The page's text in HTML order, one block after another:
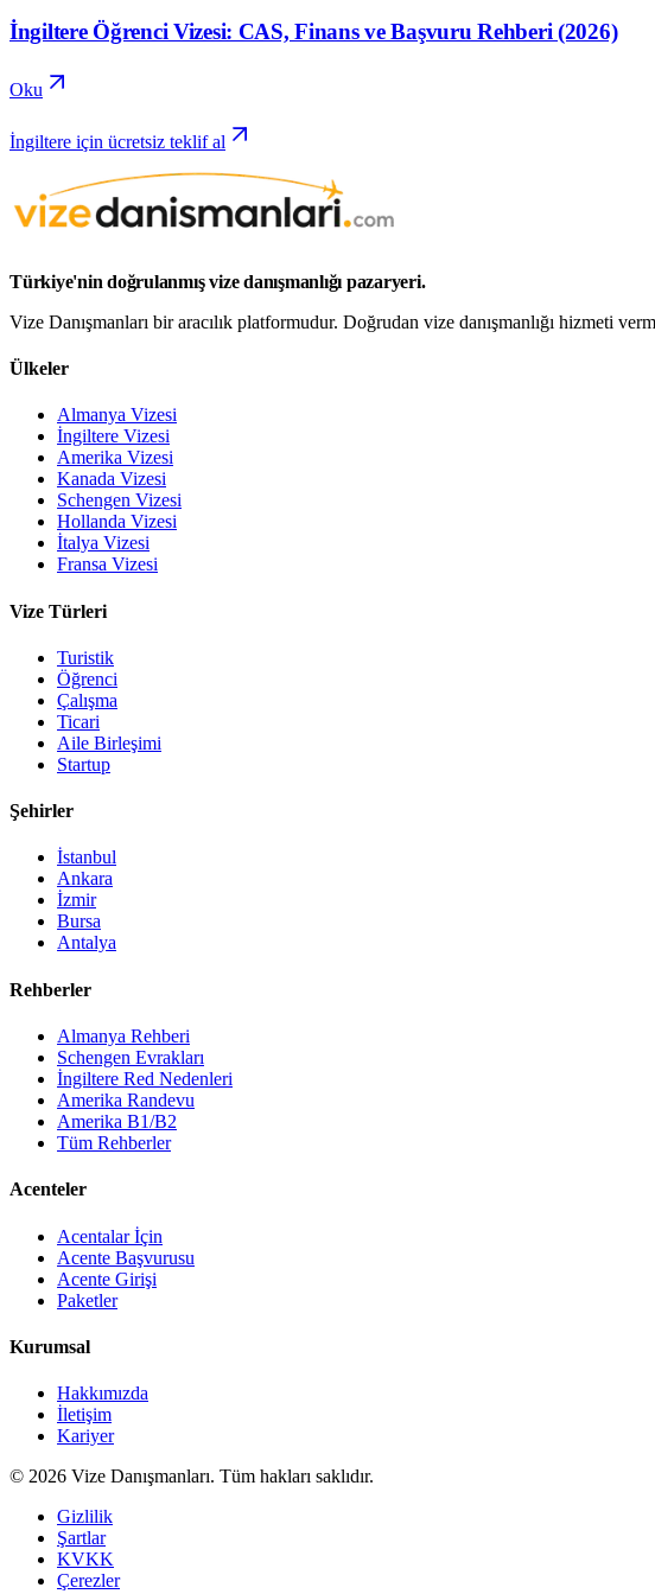
İngiltere Öğrenci Vizesi: CAS, Finans ve Başvuru Rehberi (2026)
Oku
İngiltere için ücretsiz teklif al
Türkiye'nin doğrulanmış vize danışmanlığı pazaryeri.
Vize Danışmanları bir aracılık platformudur. Doğrudan vize danışmanlığı hizmeti
Ülkeler
Almanya Vizesi
İngiltere Vizesi
Amerika Vizesi
Kanada Vizesi
Schengen Vizesi
Hollanda Vizesi
İtalya Vizesi
Fransa Vizesi
Vize Türleri
Turistik
Öğrenci
Çalışma
Ticari
Aile Birleşimi
Startup
Şehirler
İstanbul
Ankara
İzmir
Bursa
Antalya
Rehberler
Almanya Rehberi
Schengen Evrakları
İngiltere Red Nedenleri
Amerika Randevu
Amerika B1/B2
Tüm Rehberler
Acenteler
Acentalar İçin
Acente Başvurusu
Acente Girişi
Paketler
Kurumsal
Hakkımızda
İletişim
Kariyer
© 2026 Vize Danışmanları. Tüm hakları saklıdır.
Gizlilik
Şartlar
KVKK
Çerezler